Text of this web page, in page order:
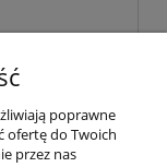
poprawne
ofertę do Twoich
przez nas